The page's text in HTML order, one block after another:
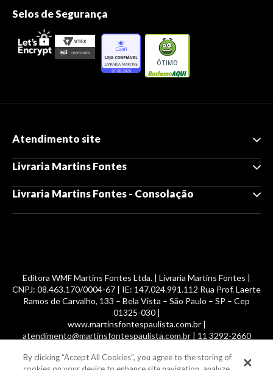
Selos de Segurança
ÓTIMO
Atendimento site
Livraria Martins Fontes
Livraria Martins Fontes - Consolação
Editora WMF Martins Fontes Ltda. | Livraria Martins Fontes |
CNPJ: 08.463.170/0004-67 | IE: 147.024.991.112 Rua Prof. Laerte
Ramos de Carvalho, 133 – Bela Vista – São Paulo – SP – Cep
01325-030 |
www.martinsfontespaulista.com.br |
atendimento@martinsfontespaulista.com.br | 11 3292-2660
© 2014 -2026, MartinsFontes livros nacionais e importados,
By clicking “Accept All Cookies”, you agree to the storing of